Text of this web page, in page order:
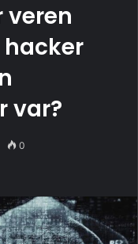
veren
hacker
var?
0